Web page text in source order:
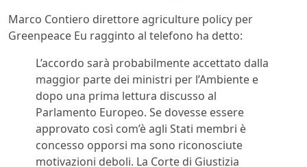
Marco Contiero direttore agriculture policy per
Greenpeace Eu ragginto al telefono ha detto:
L’accordo sarà probabilmente accettato dalla
maggior parte dei ministri per l’Ambiente e
dopo una prima lettura discusso al
Parlamento Europeo. Se dovesse essere
approvato così com’è agli Stati membri è
concesso opporsi ma sono riconosciute
motivazioni deboli. La Corte di Giustizia